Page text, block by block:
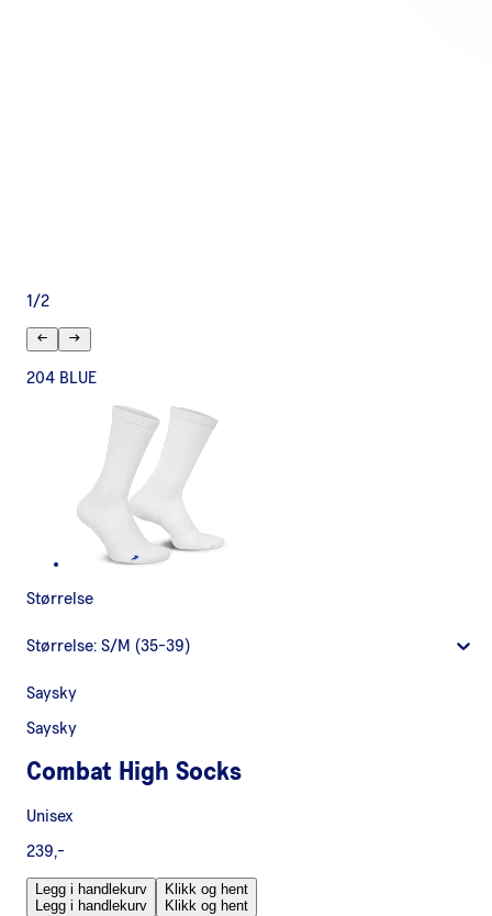
1 /2
204 BLUE
Størrelse
Størrelse: S/M (35-39)
Saysky
Saysky
Combat High Socks
Unisex
239,-
Legg i handlekurv
Legg i handlekurv
Klikk og hent
Klikk og hent